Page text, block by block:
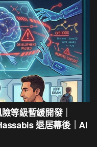
等級暫緩開發｜
退居幕後｜AI